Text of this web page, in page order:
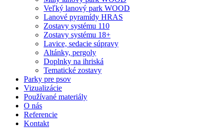
Veľký lanový park WOOD
Lanové pyramídy HRAS
Zostavy systému 110
Zostavy systému 18+
Lavice, sedacie súpravy
Altánky, pergoly
Doplnky na ihriská
Tematické zostavy
Parky pre psov
Vizualizácie
Používané materiály
O nás
Referencie
Kontakt